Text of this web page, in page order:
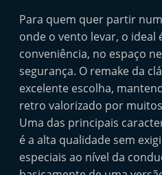
o
r
t
g
a
l
Para quem quer partir
onde o vento levar, o ideal
conveniência, no espaço
segurança. O remake da
excelente escolha,
retro valorizado por
Uma das principais
é a alta qualidade sem
especiais ao nível da